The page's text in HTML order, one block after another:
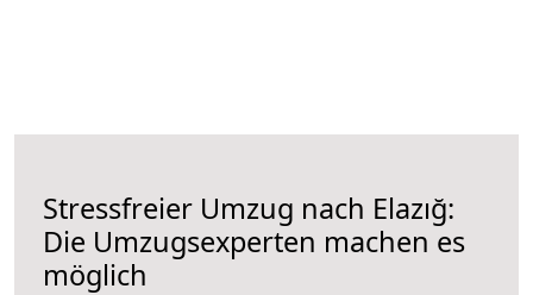
Stressfreier Umzug nach Elazığ:
Die Umzugsexperten machen es
möglich